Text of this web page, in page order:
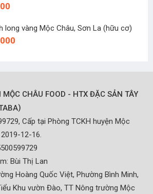
long vàng Mộc Châu, Sơn La (hữu cơ)
CHÂU FOOD - HTX ĐẶC SẢN TÂY
)
Cấp tại Phòng TCKH huyện Mộc
12-16.
Bùi Thị Lan
Hoàng Quốc Việt, Phường Bình Minh,
Khu vườn Đào, TT Nông trường Mộc